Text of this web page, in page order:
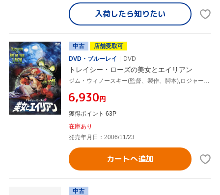
入荷したら知りたい
中古
店舗受取可
DVD・ブルーレイ
DVD
トレイシー・ローズの美女とエイリアン
ジム・ウィノースキー(監督、製作、脚本),ロジャー・コーマン(製作総指揮),トレイシー・ローズ,アーサー・ロバーツ
¥6,930円
獲得ポイント 63P
在庫あり
発売年月日：2006/11/23
カートへ追加
中古